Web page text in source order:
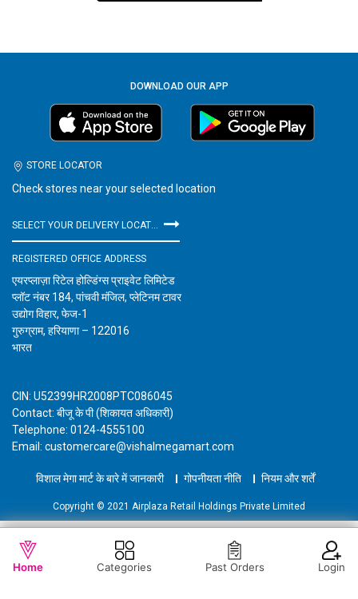
WISHLIST OUT OF STOCK
DOWNLOAD OUR APP
STORE LOCATOR
Check stores near your selected location
REGISTERED OFFICE ADDRESS
एयरप्लाज़ा रिटेल होल्डिंग्स प्राइवेट लिमिटेड
प्लॉट नंबर 184, पांचवी मंजिल, प्लेटिनम टावर
उद्योग विहार, फेज-1
गुरुग्राम, हरियाणा – 122016
भारत
CIN: U52399HR2008PTC086045
Contact: बीजू के पी (शिकायत अधिकारी)
Telephone: 0124-4555100
Email: customercare@vishalmegamart.com
विशाल मेगा मार्ट के बारे में जानकारी गोपनीयता नीति नियम और शर्तें
Copyright © 2021 Airplaza Retail Holdings Private Limited
Home Categories Past Orders Login